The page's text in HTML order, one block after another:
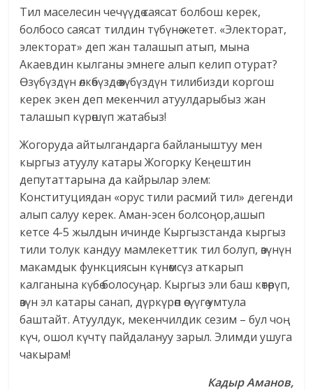
Тил маселесин чечүүдө саясат болбош керек,
болбосо саясат тилдин түбүнө жетет. «Электорат,
электорат» деп жан талашып атып, мына
Акаевдин кылганы эмнеге алып келип отурат?
Өзүбүздүн өлкөбүздө өзүбүздүн тилибизди коргош
керек экен деп мекенчил атуулдарыбыз жан
талашып күрөшүп жатабыз!
Жогоруда айтылгандарга байланыштуу мен
кыргыз атуулу катары Жогорку Кеңештин
депутаттарына да кайрылар элем:
Конституциядан «орус тили расмий тил» дегенди
алып салуу керек. Аман-эсен болсоңор,ашып
кетсе 4-5 жылдын ичинде Кыргызстанда кыргыз
тили толук кандуу мамлекеттик тил болуп, өзүнүн
макамдык функциясын күнөмсүз аткарып
калганына күбө болосуңар. Кыргыз эли баш көтөрүп,
өзүн эл катары санап, дүркүрөп өсүүгө умтула
баштайт. Атуулдук, мекенчилдик сезим – бул чоң
күч, ошол күчтү пайдалануу зарыл. Элимди ушуга
чакырам!
Кадыр Аманов,